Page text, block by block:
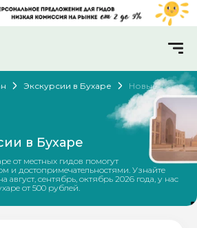
Экскурсии в Бухаре Новые
в Бухаре
от местных гидов помогут
и достопримечательностями. Узнайте
август, сентябрь, октябрь 2026 года, у нас
от 500 рублей.